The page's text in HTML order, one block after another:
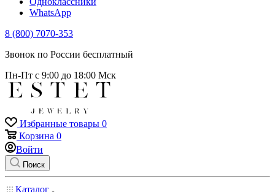
WhatsApp
8 (800) 7070-353
Звонок по России бесплатный
Пн-Пт с 9:00 до 18:00 Мск
Избранные товары 0
Корзина 0
Войти
Поиск
Каталог